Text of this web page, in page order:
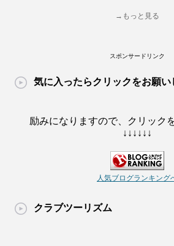
→もっと見る
スポンサードリンク
気に入ったらクリックをお願い
励みになりますので、クリック
↓↓↓↓↓↓
人気ブログランキング
クラブツーリズム